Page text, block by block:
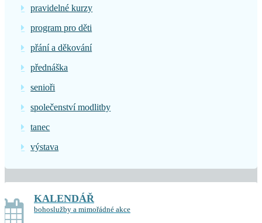
pravidelné kurzy
program pro děti
přání a děkování
přednáška
senioři
společenství modlitby
tanec
výstava
KALENDÁŘ
bohoslužby a mimořádné akce